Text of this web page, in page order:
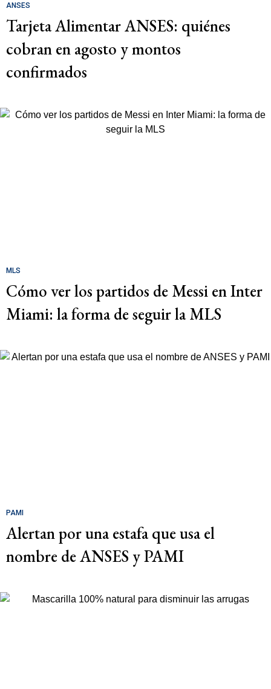
ANSES
Tarjeta Alimentar ANSES: quiénes
cobran en agosto y montos
confirmados
MLS
Cómo ver los partidos de Messi en Inter
Miami: la forma de seguir la MLS
PAMI
Alertan por una estafa que usa el
nombre de ANSES y PAMI